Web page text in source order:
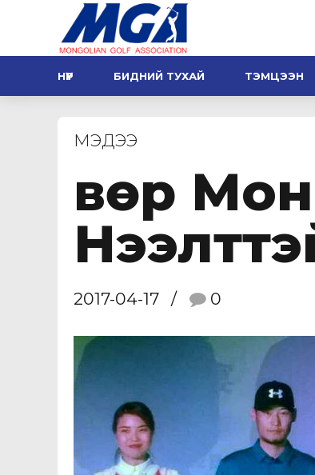
НҮҮР БИДНИЙ ТУХАЙ ТЭМЦЭЭН
МЭДЭЭ
Өвөр
2017-04-17 0